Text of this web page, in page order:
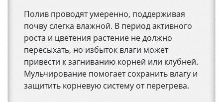
Полив проводят умеренно, поддерживая
почву слегка влажной. В период активного
роста и цветения растение не должно
пересыхать, но избыток влаги может
привести к загниванию корней или клубней.
Мульчирование помогает сохранить влагу и
защитить корневую систему от перегрева.